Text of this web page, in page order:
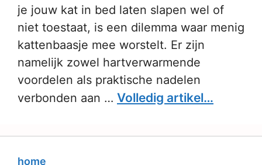
je jouw kat in bed laten slapen wel of
niet toestaat, is een dilemma waar menig
kattenbaasje mee worstelt. Er zijn
namelijk zowel hartverwarmende
voordelen als praktische nadelen
verbonden aan … Volledig artikel…
home